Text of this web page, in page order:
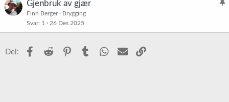
K
s
Gjenbruk av gjær
Finn Berger
Brygging
Svar 1 26 Des 2025
Del: Facebook
Reddit PinterestTumblr WhatsApp
E-post